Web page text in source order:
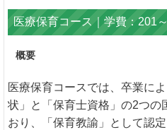
医療保育コース｜学費：201
概要
医療保育コースでは、卒業に
状」と「保育士資格」の2つの
おり、「保育教諭」として認